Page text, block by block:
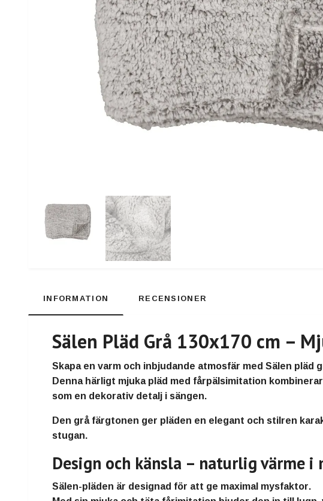
INFORMATION RECENSIONER
Sälen Pläd Grå 130x170 cm –
Skapa en varm och inbjudande atmosfär med Sälen pläd
Denna härligt mjuka pläd med fårpälsimitation
som en dekorativ detalj i sängen.
Den grå färgtonen ger pläden en elegant och stilren
stugan.
Design och känsla – naturlig värme
Sälen-pläden är designad för att ge maximal mysfaktor.